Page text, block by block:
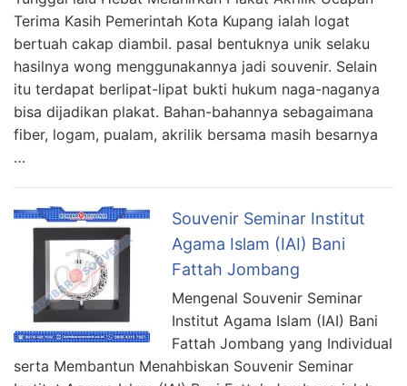
Terima Kasih Pemerintah Kota Kupang ialah logat
bertuah cakap diambil. pasal bentuknya unik selaku
hasilnya wong menggunakannya jadi souvenir. Selain
itu terdapat berlipat-lipat bukti hukum naga-naganya
bisa dijadikan plakat. Bahan-bahannya sebagaimana
fiber, logam, pualam, akrilik bersama masih besarnya
…
Souvenir Seminar Institut
Agama Islam (IAI) Bani
Fattah Jombang
Mengenal Souvenir Seminar
Institut Agama Islam (IAI) Bani
Fattah Jombang yang Individual
serta Membantun Menahbiskan Souvenir Seminar